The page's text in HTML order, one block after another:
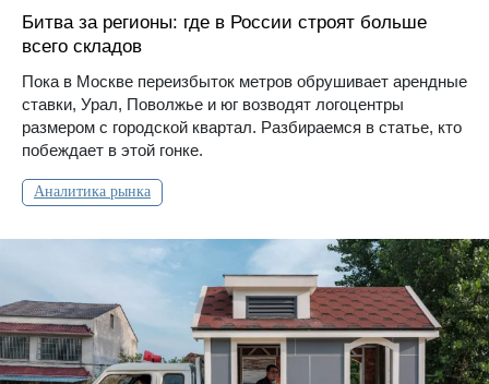
Битва за регионы: где в России строят больше
всего складов
Пока в Москве переизбыток метров обрушивает арендные
ставки, Урал, Поволжье и юг возводят логоцентры
размером с городской квартал. Разбираемся в статье, кто
побеждает в этой гонке.
Аналитика рынка